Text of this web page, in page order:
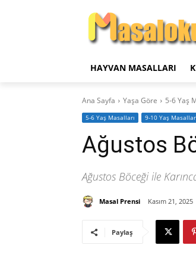
HAYVAN MASALLARI
Ana Sayfa Yaşa Göre 5-6 Yaş
5-6 Yaş Masalları 9-10 Yaş
Ağustos
Ağustos Böceği ile
Masal Prensi Kasım 21, 2025
Paylaş